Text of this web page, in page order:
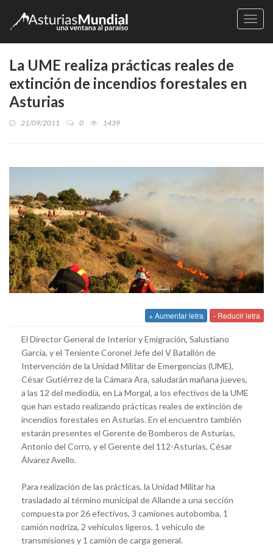
La UME realiza prácticas reales de
extinción de incendios forestales en
Asturias
21/09/2011 0 1439
+ Aumentar letra - Reducir letra
El Director General de Interior y Emigración, Salustiano
García, y el Teniente Coronel Jefe del V Batallón de
Intervención de la Unidad Militar de Emergencias (UME),
César Gutiérrez de la Cámara Ara, saludarán mañana jueves,
a las 12 del mediodía, en La Morgal, a los efectivos de la UME
que han estado realizando prácticas reales de extinción de
incendios forestales en Asturias. En el encuentro también
estarán presentes el Gerente de Bomberos de Asturias,
Antonio del Corro, y el Gerente del 112-Asturias, César
Álvarez Avello.
Para realización de las prácticas, la Unidad Militar ha
trasladado al término municipal de Allande a una sección
compuesta por 26 efectivos, 3 camiones autobomba, 1
camión nodriza, 2 vehículos ligeros, 1 vehículo de
transmisiones y 1 camión de carga general.